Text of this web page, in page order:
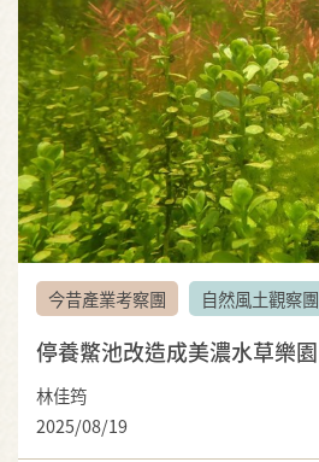
今昔產業考察團 自然風土觀察團
停養鱉池改造成美濃水草樂園
林佳筠
2025/08/19